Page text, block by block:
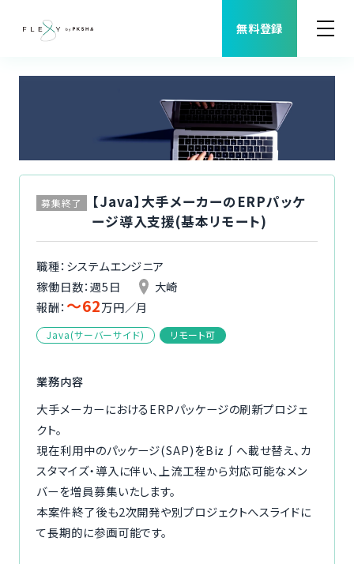
無料登録
職種から案件を探す
よくある質問
福利厚生
ご利用者様の声
コーディネーター紹介
イベント/マガジン
法人の方
募集終了
【Java】大手メーカーのERPパッケ
ージ導入支援(基本リモート)
職種：システムエンジニア
稼働日数：週5日
大崎
報酬： 〜62万円／月
Java(サーバーサイド) リモート可
業務内容
大手メーカーにおけるERPパッケージの刷新プロジェ
クト。
現在利用中のパッケージ(SAP)をBiz∫へ載せ替え、カ
スタマイズ・導入に伴い、上流工程から対応可能なメン
バーを増員募集いたします。
本案件終了後も2次開発や別プロジェクトへスライドに
て長期的に参画可能です。